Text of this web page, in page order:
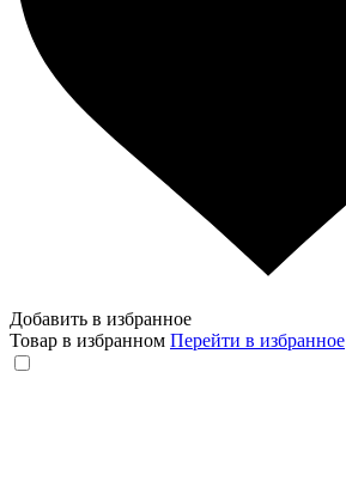
Добавить в избранное
Товар в избранном Перейти в избранное